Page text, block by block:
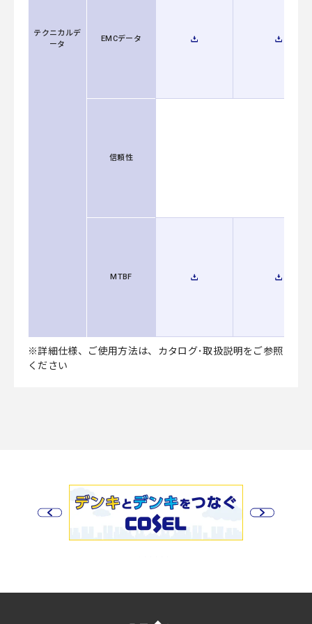
テクニカルデ
ータ
EMCデータ
信頼性
MTBF
※詳細仕様、ご使用方法は、カタログ･取扱説明をご参照
ください